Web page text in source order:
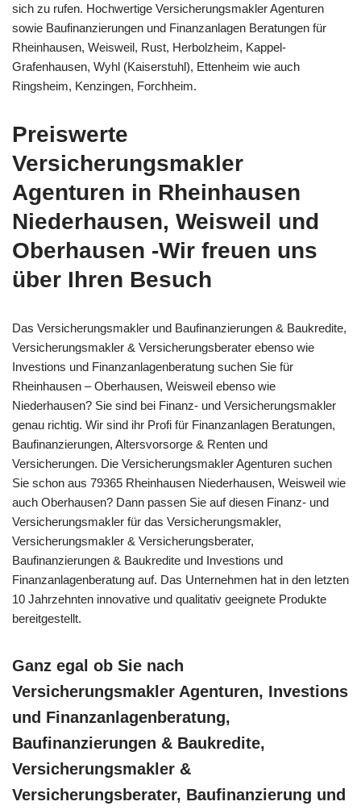
sich zu rufen. Hochwertige Versicherungsmakler Agenturen
sowie Baufinanzierungen und Finanzanlagen Beratungen für
Rheinhausen, Weisweil, Rust, Herbolzheim, Kappel-
Grafenhausen, Wyhl (Kaiserstuhl), Ettenheim wie auch
Ringsheim, Kenzingen, Forchheim.
Preiswerte
Versicherungsmakler
Agenturen in Rheinhausen
Niederhausen, Weisweil und
Oberhausen -Wir freuen uns
über Ihren Besuch
Das Versicherungsmakler und Baufinanzierungen & Baukredite,
Versicherungsmakler & Versicherungsberater ebenso wie
Investions und Finanzanlagenberatung suchen Sie für
Rheinhausen – Oberhausen, Weisweil ebenso wie
Niederhausen? Sie sind bei Finanz- und Versicherungsmakler
genau richtig. Wir sind ihr Profi für Finanzanlagen Beratungen,
Baufinanzierungen, Altersvorsorge & Renten und
Versicherungen. Die Versicherungsmakler Agenturen suchen
Sie schon aus 79365 Rheinhausen Niederhausen, Weisweil wie
auch Oberhausen? Dann passen Sie auf diesen Finanz- und
Versicherungsmakler für das Versicherungsmakler,
Versicherungsmakler & Versicherungsberater,
Baufinanzierungen & Baukredite und Investions und
Finanzanlagenberatung auf. Das Unternehmen hat in den letzten
10 Jahrzehnten innovative und qualitativ geeignete Produkte
bereitgestellt.
Ganz egal ob Sie nach
Versicherungsmakler Agenturen, Investions
und Finanzanlagenberatung,
Baufinanzierungen & Baukredite,
Versicherungsmakler &
Versicherungsberater, Baufinanzierung und